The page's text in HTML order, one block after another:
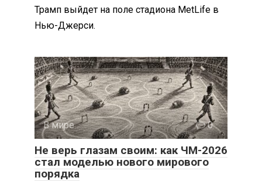
Трамп выйдет на поле стадиона MetLife в
Нью-Джерси.
В мире 0
Не верь глазам своим: как ЧМ-2026
стал моделью нового мирового
порядка